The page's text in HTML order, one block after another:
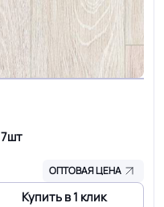
7шт
ОПТОВАЯ ЦЕНА
Купить в 1 клик